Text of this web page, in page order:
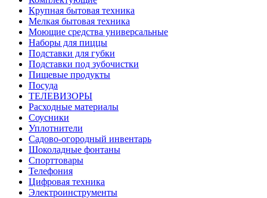
Крупная бытовая техника
Мелкая бытовая техника
Моющие средства универсальные
Наборы для пиццы
Подставки для губки
Подставки под зубочистки
Пищевые продукты
Посуда
ТЕЛЕВИЗОРЫ
Расходные материалы
Соусники
Уплотнители
Садово-огородный инвентарь
Шоколадные фонтаны
Спорттовары
Телефония
Цифровая техника
Электроинструменты